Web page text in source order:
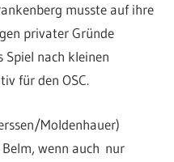
musste auf ihre
privater Gründe
Spiel nach kleinen
für den OSC.
Moldenhauer)
wenn auch nur